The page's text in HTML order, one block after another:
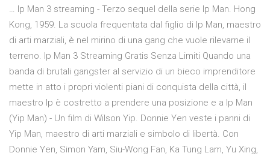
… Ip Man 3 streaming - Terzo sequel della serie Ip Man. Hong
Kong, 1959. La scuola frequentata dal figlio di Ip Man, maestro
di arti marziali, è nel mirino di una gang che vuole rilevarne il
terreno. Ip Man 3 Streaming Gratis Senza Limiti Quando una
banda di brutali gangster al servizio di un bieco imprenditore
mette in atto i propri violenti piani di conquista della città, il
maestro Ip è costretto a prendere una posizione e a Ip Man
(Yip Man) - Un film di Wilson Yip. Donnie Yen veste i panni di
Yip Man, maestro di arti marziali e simbolo di libertà. Con
Donnie Yen, Simon Yam, Siu-Wong Fan, Ka Tung Lam, Yu Xing,